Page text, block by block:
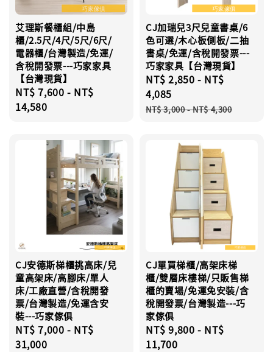
艾理斯餐櫃組/中島
櫃/2.5尺/4尺/5尺/6尺/
電器櫃/台灣製造/免運/
含稅開發票---巧家家具
【台灣現貨】
Regular
price
NT$ 7,600 - NT$
14,580
CJ加瑞兒3尺兒童書桌/6
色可選/木心板側板/二抽
書桌/免運/含稅開發票---
巧家家具【台灣現貨】
Sale
price
NT$ 2,850 - NT$
4,085
Regular
NT$ 3,000-NT$ 4,300
CJ安德斯梯櫃挑高床/兒
童高架床/高腳床/單人
床/工廠直營/含稅開發
票/台灣製造/免運含安
裝---巧家傢俱
Regular
price
NT$ 7,000 - NT$
31,000
CJ單買梯櫃/高架床梯
櫃/雙層床樓梯/只販售梯
櫃的賣場/免運免安裝/含
稅開發票/台灣製造---巧
家傢俱
Regular
price
NT$ 9,800 - NT$
11,700